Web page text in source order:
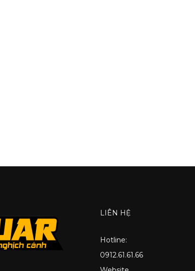
LIÊN HỆ
Hotline:
0912.61.61.66